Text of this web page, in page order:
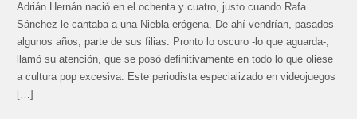
Adrián Hernán nació en el ochenta y cuatro, justo cuando Rafa
Sánchez le cantaba a una Niebla erógena. De ahí vendrían, pasados
algunos años, parte de sus filias. Pronto lo oscuro -lo que aguarda-,
llamó su atención, que se posó definitivamente en todo lo que oliese
a cultura pop excesiva. Este periodista especializado en videojuegos
[…]